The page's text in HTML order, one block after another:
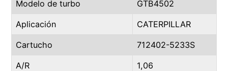
Modelo de turbo GTB4502
Aplicación CATERPILLAR
Cartucho 712402-5233S
A/R 1,06